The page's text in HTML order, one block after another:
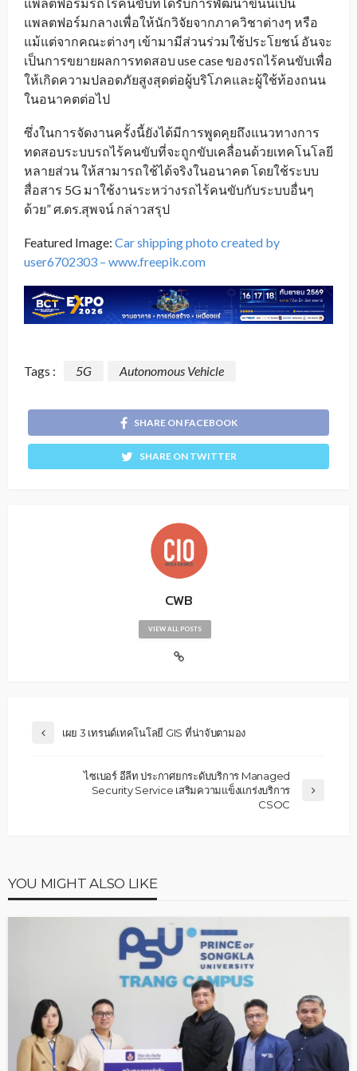
แพลตฟอร์มกลางเพื่อให้นักวิจัยจากภาควิชาต่างๆ หรือ
แม้แต่จากคณะต่างๆ เข้ามามีส่วนร่วมใช้ประโยชน์ อันจะ
เป็นการขยายผลการทดสอบ use case ของรถไร้คนขับเพื่อ
ให้เกิดความปลอดภัยสูงสุดต่อผู้บริโภคและผู้ใช้ท้องถนน
ในอนาคตต่อไป
ซึ่งในการจัดงานครั้งนี้ยังได้มีการพูดคุยถึงแนวทางการ
ทดสอบระบบรถไร้คนขับที่จะถูกขับเคลื่อนด้วยเทคโนโลยี
หลายส่วน ให้สามารถใช้ได้จริงในอนาคต โดยใช้ระบบ
สื่อสาร 5G มาใช้งานระหว่างรถไร้คนขับกับระบบอื่นๆ
ด้วย” ศ.ดร.สุพจน์ กล่าวสรุป
Featured Image: Car shipping photo created by
user6702303 – www.freepik.com
Tags : 5G Autonomous Vehicle
SHARE ON FACEBOOK
SHARE ON TWITTER
CWB
VIEW ALL POSTS
เผย 3 เทรนด์เทคโนโลยี GIS ที่น่าจับตามอง
ไซเบอร์ อีลีท ประกาศยกระดับบริการ Managed
Security Service เสริมความแข็งแกร่งบริการ
CSOC
YOU MIGHT ALSO LIKE